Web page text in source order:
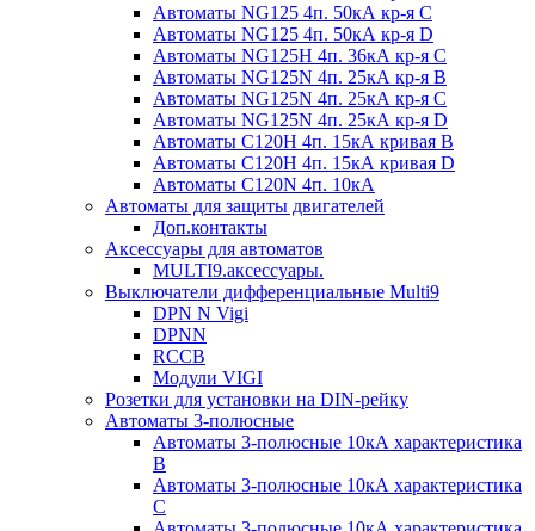
Автоматы NG125 4п. 50кА кр-я C
Автоматы NG125 4п. 50кА кр-я D
Автоматы NG125H 4п. 36кА кр-я C
Автоматы NG125N 4п. 25кА кр-я B
Автоматы NG125N 4п. 25кА кр-я C
Автоматы NG125N 4п. 25кА кр-я D
Автоматы С120H 4п. 15кА кривая B
Автоматы С120H 4п. 15кА кривая D
Автоматы С120N 4п. 10кА
Автоматы для защиты двигателей
Доп.контакты
Аксессуары для автоматов
MULTI9.аксессуары.
Выключатели дифференциальные Multi9
DPN N Vigi
DPNN
RCCB
Модули VIGI
Розетки для установки на DIN-рейку
Автоматы 3-полюсные
Автоматы 3-полюсные 10кА характеристика
B
Автоматы 3-полюсные 10кА характеристика
C